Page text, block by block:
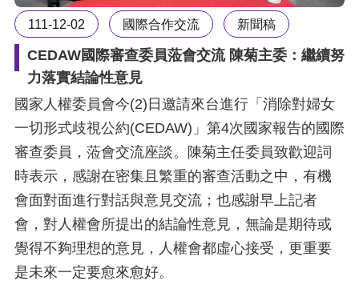
111-12-02 國際合作交流 新聞稿
CEDAW國際審查委員蒞會交流 陳菊主委：繼續努
力落實結論性意見
國家人權委員會今(2)日邀請來台進行「消除對婦女
一切形式歧視公約(CEDAW)」第4次國家報告的國際
審查委員，蒞會交流座談。陳菊主任委員致歡迎詞
時表示，感謝在密集且繁重的審查活動之中，有機
會面對面進行對話與意見交流；也感謝早上記者
會，對人權會所提出的結論性意見，無論是期待或
覺得不夠理想的意見，人權會都虛心接受，更重要
是未來一定要愈來愈好。